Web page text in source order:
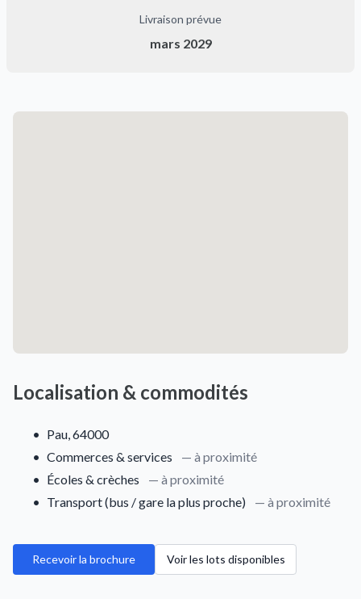
Livraison prévue
mars 2029
Localisation & commodités
• Pau, 64000
• Commerces & services
— à proximité
• Écoles & crèches
— à proximité
• Transport (bus / gare la plus proche) — à proximité
Recevoir la brochure Voir les lots disponibles